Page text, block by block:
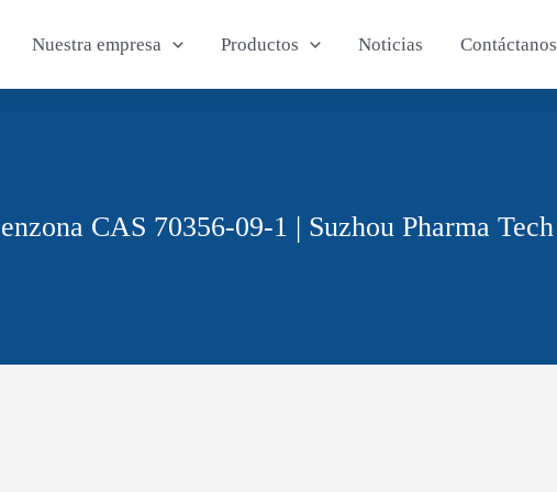
Nuestra empresa Productos Noticias Contáctanos
CAS 70356-09-1 | Suzhou Pharma Tech